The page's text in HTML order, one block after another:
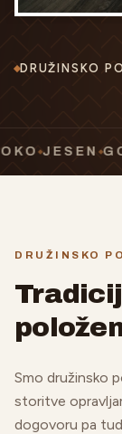
DRUŽINSKO
GORSKI
DRUŽINSKO
Smo družinsko
storitve
dogovoru pa